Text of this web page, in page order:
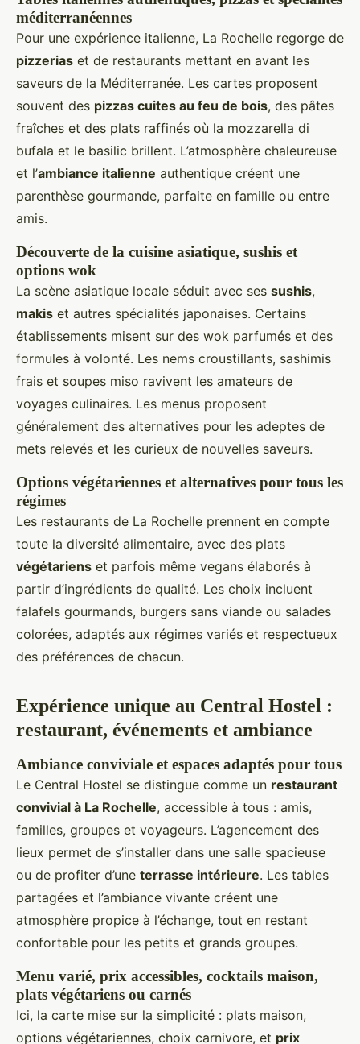
méditerranéennes
Pour une expérience italienne, La Rochelle regorge de
pizzerias et de restaurants mettant en avant les
saveurs de la Méditerranée. Les cartes proposent
souvent des pizzas cuites au feu de bois, des pâtes
fraîches et des plats raffinés où la mozzarella di
bufala et le basilic brillent. L’atmosphère chaleureuse
et l’ambiance italienne authentique créent une
parenthèse gourmande, parfaite en famille ou entre
amis.
Découverte de la cuisine asiatique, sushis et
options wok
La scène asiatique locale séduit avec ses sushis,
makis et autres spécialités japonaises. Certains
établissements misent sur des wok parfumés et des
formules à volonté. Les nems croustillants, sashimis
frais et soupes miso ravivent les amateurs de
voyages culinaires. Les menus proposent
généralement des alternatives pour les adeptes de
mets relevés et les curieux de nouvelles saveurs.
Options végétariennes et alternatives pour tous les
régimes
Les restaurants de La Rochelle prennent en compte
toute la diversité alimentaire, avec des plats
végétariens et parfois même vegans élaborés à
partir d’ingrédients de qualité. Les choix incluent
falafels gourmands, burgers sans viande ou salades
colorées, adaptés aux régimes variés et respectueux
des préférences de chacun.
Expérience unique au Central Hostel :
restaurant, événements et ambiance
Ambiance conviviale et espaces adaptés pour tous
Le Central Hostel se distingue comme un restaurant
convivial à La Rochelle, accessible à tous : amis,
familles, groupes et voyageurs. L’agencement des
lieux permet de s’installer dans une salle spacieuse
ou de profiter d’une terrasse intérieure. Les tables
partagées et l’ambiance vivante créent une
atmosphère propice à l’échange, tout en restant
confortable pour les petits et grands groupes.
Menu varié, prix accessibles, cocktails maison,
plats végétariens ou carnés
Ici, la carte mise sur la simplicité : plats maison,
options végétariennes, choix carnivore, et prix